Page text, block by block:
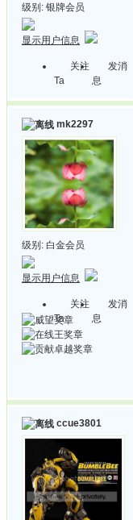
级别: 银牌会员
显示用户信息
关注
Ta
发消
息
mk2297
级别: 白金会员
显示用户信息
关注
Ta
发消
息
ccue3801